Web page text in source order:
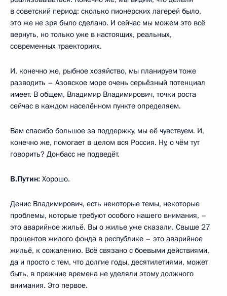
в советский период: сколько пионерских лагерей было,
это же не зря было сделано. И сейчас мы можем это всё
вернуть, но только уже в настоящих, реальных,
современных траекториях.
И, конечно же, рыбное хозяйство, мы планируем тоже
разводить – Азовское море очень серьёзный потенциал
имеет. В общем, Владимир Владимирович, точки роста
сейчас в каждом населённом пункте определяем.
Вам спасибо большое за поддержку, мы её чувствуем. И,
конечно же, помогает в целом вся Россия. Ну, о чём тут
говорить? Донбасс не подведёт.
В.Путин: Хорошо.
Денис Владимирович, есть некоторые темы, некоторые
проблемы, которые требуют особого нашего внимания, –
это аварийное жильё. Вы о жилье уже сказали. Свыше 27
процентов жилого фонда в республике – это аварийное
жильё, к сожалению. Всё связано с боевыми действиями,
да и просто с тем, что долгие годы, десятилетиями, может
быть, в прежние времена не уделяли этому должного
внимания. Это первое.